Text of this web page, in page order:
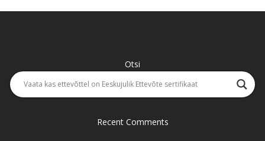
Otsi
Recent Comments